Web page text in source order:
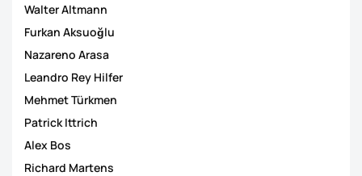
Walter Altmann
Furkan Aksuoğlu
Nazareno Arasa
Leandro Rey Hilfer
Mehmet Türkmen
Patrick Ittrich
Alex Bos
Richard Martens